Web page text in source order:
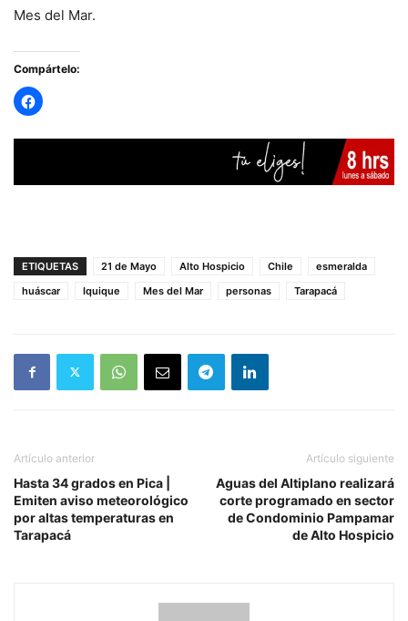
Mes del Mar.
Compártelo:
ETIQUETAS 21 de Mayo Alto Hospicio Chile
esmeralda
huáscar
Iquique Mes del Mar personas Tarapacá
Artículo anterior
Hasta 34 grados en Pica |
Emiten aviso meteorológico
por altas temperaturas en
Tarapacá
Artículo siguiente
Aguas del Altiplano realizará
corte programado en sector
de Condominio Pampamar
de Alto Hospicio